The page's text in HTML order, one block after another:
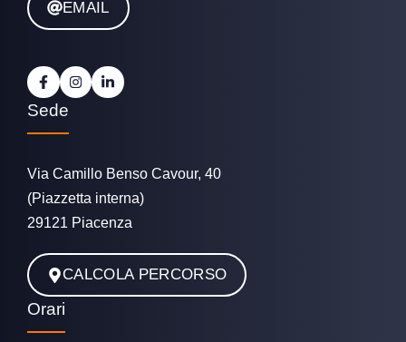
EMAIL
Sede
Via Camillo Benso Cavour, 40
(Piazzetta interna)
29121 Piacenza
CALCOLA PERCORSO
Orari